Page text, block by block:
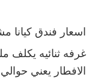
اسعار فندق كيانا
الافطار يعني حوالي 33.07 دولار